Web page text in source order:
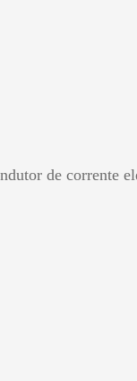
de corrente